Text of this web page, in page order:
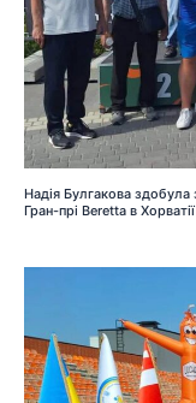
Надія Булгакова
Гран-прі Beretta в Хорватії